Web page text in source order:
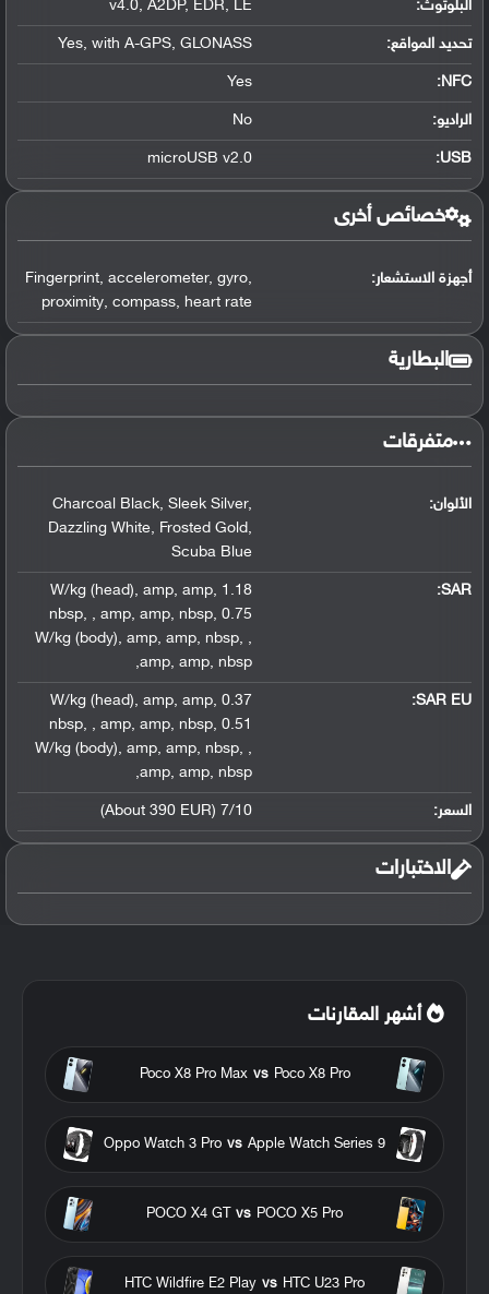
البلوتوث:
v4.0, A2DP, EDR, LE
تحديد المواقع:
Yes, with A-GPS, GLONASS
NFC
:
Yes
الراديو: No
USB
:
microUSB v2.0
خصائص أخرى
أجهزة الاستشعار: Fingerprint, accelerometer, gyro,
proximity, compass, heart rate
البطارية
متفرقات
الألوان: Charcoal Black, Sleek Silver,
Dazzling White, Frosted Gold,
Scuba Blue
SAR
:
1.18 W/kg (head)
, amp, amp,
nbsp, , amp, amp, nbsp, 0.75
W/kg (body), amp, amp, nbsp, ,
amp, amp, nbsp
,
SAR EU:
0.37 W/kg (head)
, amp, amp,
nbsp, , amp, amp, nbsp, 0.51
W/kg (body), amp, amp, nbsp, ,
amp, amp, nbsp
,
السعر: 7/10 (About 390 EUR)
الاختبارات
أشهر المقارنات
Poco X8 Pro
vs
Poco X8 Pro Max
Apple Watch Series 9
vs
Oppo Watch 3 Pro
POCO X5 Pro
vs
POCO X4 GT
HTC U23 Pro
vs
HTC Wildfire E2 Play